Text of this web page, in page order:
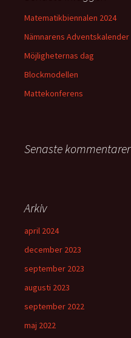
Matematikbiennalen 2024
Nämnarens Adventskalender
Möjligheternas dag
Blockmodellen
Mattekonferens
Senaste kommentarer
Arkiv
april 2024
december 2023
september 2023
augusti 2023
september 2022
maj 2022